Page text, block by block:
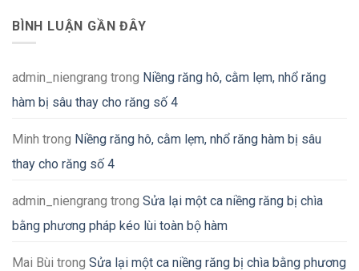
BÌNH LUẬN GẦN ĐÂY
admin_niengrang trong Niềng răng hô, cằm lẹm, nhổ răng
hàm bị sâu thay cho răng số 4
Minh trong Niềng răng hô, cằm lẹm, nhổ răng hàm bị sâu
thay cho răng số 4
admin_niengrang trong Sửa lại một ca niềng răng bị chìa
bằng phương pháp kéo lùi toàn bộ hàm
Mai Bùi trong Sửa lại một ca niềng răng bị chìa bằng phương